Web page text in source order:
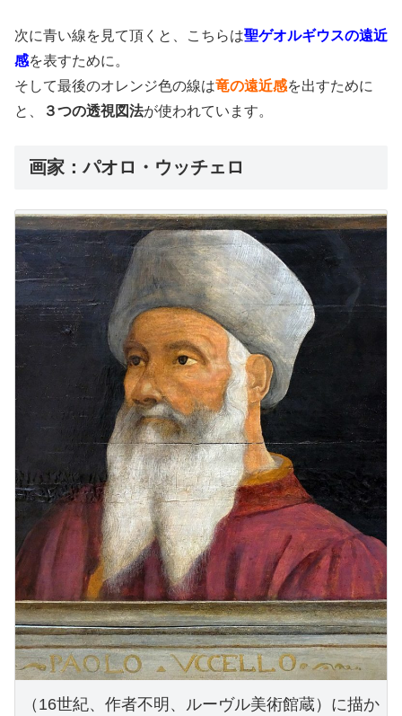
次に青い線を見て頂くと、こちらは聖ゲオルギウスの遠近
感を表すために。
そして最後のオレンジ色の線は竜の遠近感を出すために
と、
３つの透視図法が使われています。
画家：パオロ・ウッチェロ
（16世紀、作者不明、ルーヴル美術館蔵）に描か